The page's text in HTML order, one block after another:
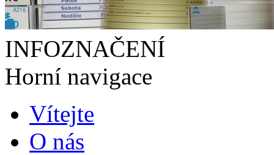
INFOZNAČENÍ
Horní navigace
Vítejte
O nás